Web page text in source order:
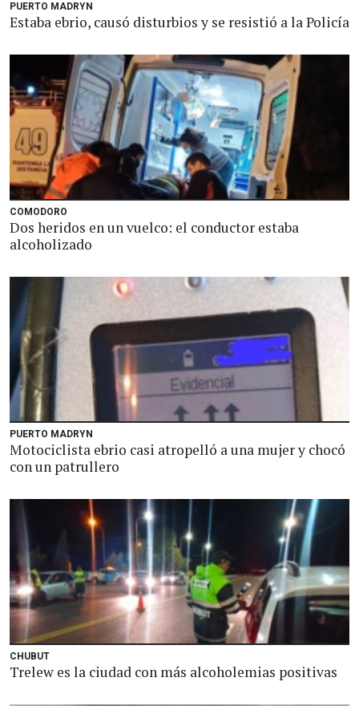
PUERTO MADRYN
Estaba ebrio, causó disturbios y se resistió a la Policía
COMODORO
Dos heridos en un vuelco: el conductor estaba
alcoholizado
PUERTO MADRYN
Motociclista ebrio casi atropelló a una mujer y chocó
con un patrullero
CHUBUT
Trelew es la ciudad con más alcoholemias positivas